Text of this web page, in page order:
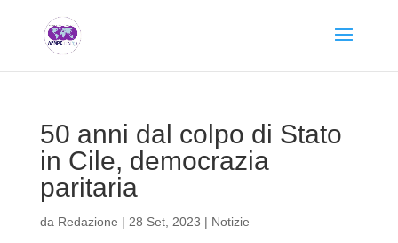
50 anni dal colpo di Stato
in Cile, democrazia
paritaria
da Redazione | 28 Set, 2023 | Notizie